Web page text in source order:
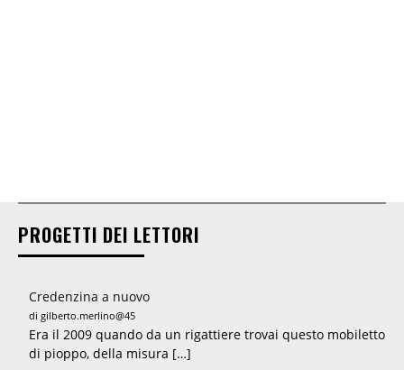
PROGETTI DEI LETTORI
Credenzina a nuovo
di gilberto.merlino@45
Era il 2009 quando da un rigattiere trovai questo mobiletto
di pioppo, della misura […]